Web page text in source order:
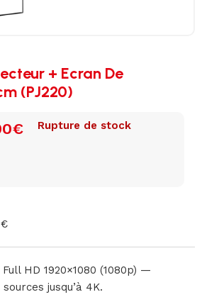
+ Ecran De
(PJ220)
€ Rupture de stock
Full HD 1920×1080 (1080p) —
jusqu’à 4K.